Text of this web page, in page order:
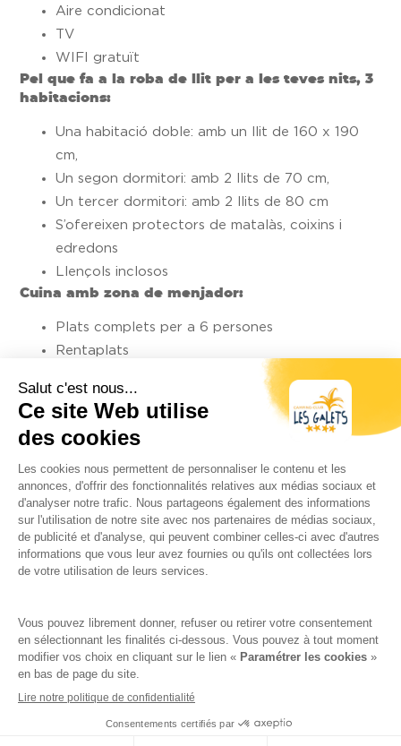
Aire condicionat
TV
WIFI gratuït
Pel que fa a la roba de llit per a les teves nits, 3
habitacions:
Una habitació doble: amb un llit de 160 x 190
cm,
Un segon dormitori: amb 2 llits de 70 cm,
Un tercer dormitori: amb 2 llits de 80 cm
S’ofereixen protectors de matalàs, coixins i
edredons
Llençols inclosos
Cuina amb zona de menjador:
Plats complets per a 6 persones
Rentaplats
Cafetera
Cafetera tipus càpsula Nespresso
Microones
Lateral del bany:
2 banys
Un bany complet obert directament al dormitori
principal
Un segon bany al costat del dormitori infantil
diferents mobil homes (decoració, equipaments, etc.)